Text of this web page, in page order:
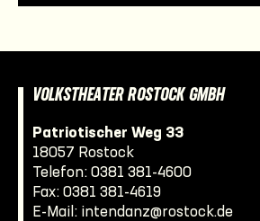
VOLKSTHEATER ROSTOCK GMBH
Patriotischer Weg 33
18057 Rostock
Telefon: 0381 381-4600
Fax: 0381 381-4619
E-Mail: intendanz@rostock.de